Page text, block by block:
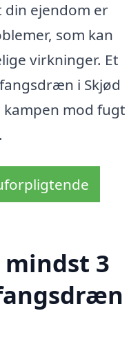
ejendom er
som kan
virkninger. Et
i Skjød
mod fugt
3